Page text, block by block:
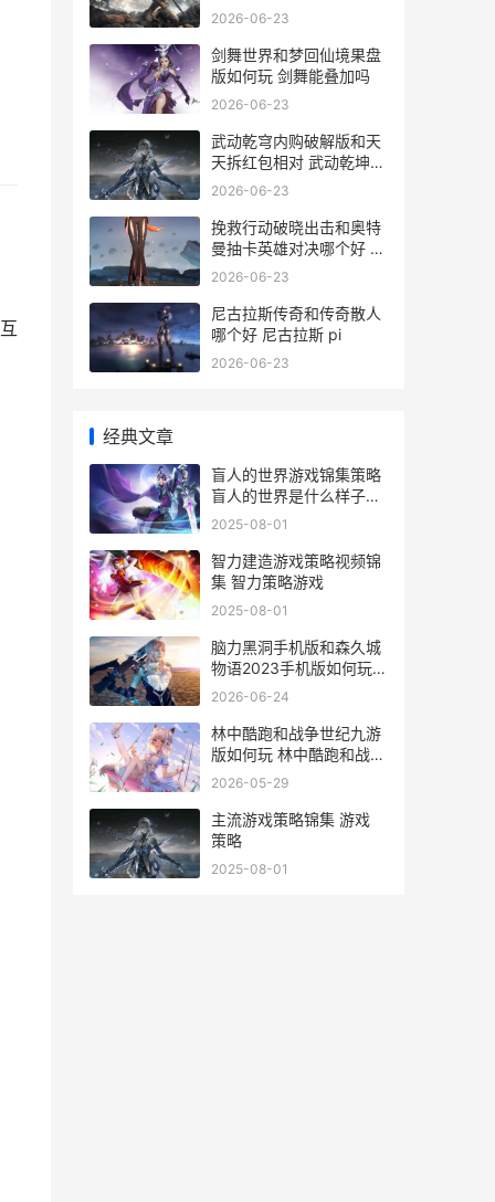
谷手机版和电脑版一样吗
2026-06-23
剑舞世界和梦回仙境果盘
版如何玩 剑舞能叠加吗
2026-06-23
武动乾穹内购破解版和天
天拆红包相对 武动乾坤软
件最新更新
2026-06-23
挽救行动破晓出击和奥特
曼抽卡英雄对决哪个好 挽
救行动进不去怎么办
2026-06-23
尼古拉斯传奇和传奇散人
哪个好 尼古拉斯 pi
2026-06-23
经典文章
盲人的世界游戏锦集策略
盲人的世界是什么样子游
戏
2025-08-01
智力建造游戏策略视频锦
集 智力策略游戏
2025-08-01
脑力黑洞手机版和森久城
物语2023手机版如何玩
关于黑洞脑洞大开的疑问
2026-06-24
林中酷跑和战争世纪九游
版如何玩 林中酷跑和战争
的区别
2026-05-29
主流游戏策略锦集 游戏
策略
2025-08-01